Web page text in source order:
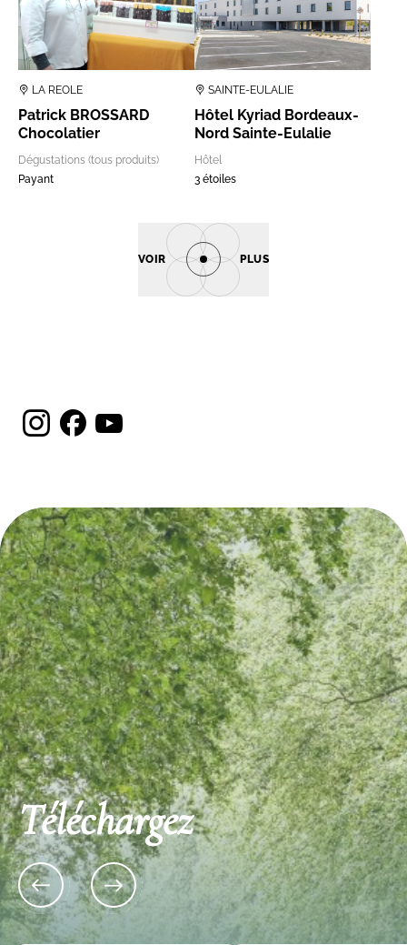
LA REOLE
Patrick BROSSARD
Chocolatier
Dégustations (tous produits)
Payant
SAINTE-EULALIE
Hôtel Kyriad Bordeaux-
Nord Sainte-Eulalie
Hôtel
3 étoiles
VOIR PLUS
Téléchargez